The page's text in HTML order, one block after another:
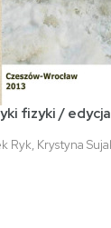
fizyki / edycja
Ryk, Krystyna